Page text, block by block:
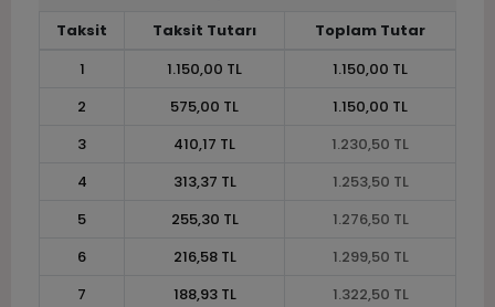
Taksit Taksit Tutarı
Toplam Tutar
1
1.150,00 TL
1.150,00 TL
2
575,00 TL
1.150,00 TL
3
410,17 TL
1.230,50 TL
4
313,37 TL
1.253,50 TL
5
255,30 TL
1.276,50 TL
6
216,58 TL
1.299,50 TL
7
188,93 TL
1.322,50 TL